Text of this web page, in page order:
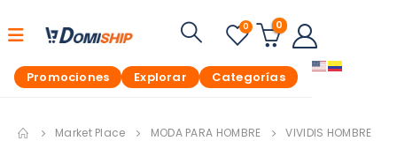
0 0
Promociones Explorar Categorías
Market Place MODA PARA HOMBRE VIVIDIS HOMBRE